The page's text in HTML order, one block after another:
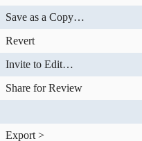
Save as a Copy…
Revert
Invite to Edit…
Share for Review
Export >